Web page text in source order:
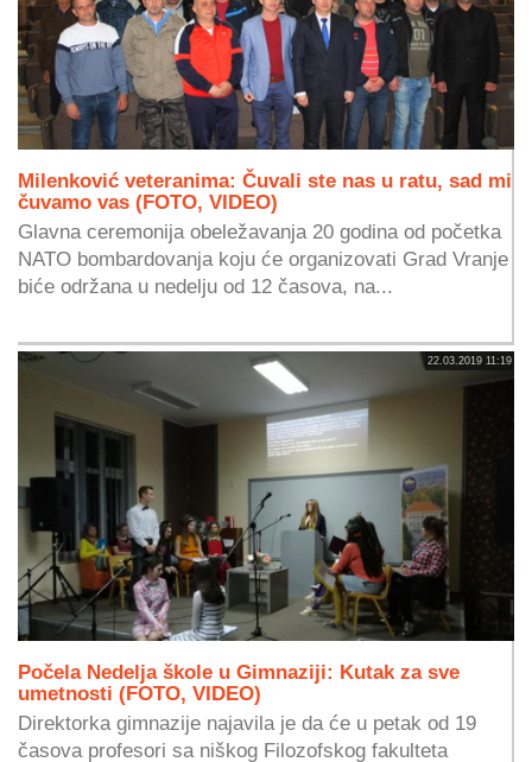
Milenković veteranima: Čuvali ste nas u ratu, sad mi
čuvamo vas (FOTO, VIDEO)
Glavna ceremonija obeležavanja 20 godina od početka
NATO bombardovanja koju će organizovati Grad Vranje
biće održana u nedelju od 12 časova, na...
22.03.2019 11:19
Počela Nedelja škole u Gimnaziji: Kutak za sve
umetnosti (FOTO, VIDEO)
Direktorka gimnazije najavila je da će u petak od 19
časova profesori sa niškog Filozofskog fakulteta